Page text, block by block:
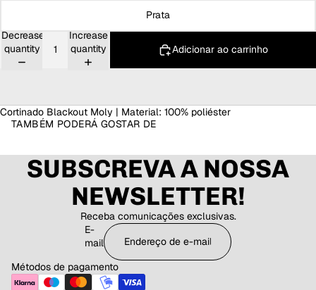
Prata
Decrease
quantity
Increase
quantity
Adicionar ao carrinho
Cortinado Blackout Moly | Material: 100% poliéster
TAMBÉM PODERÁ GOSTAR DE
SUBSCREVA A NOSSA
NEWSLETTER!
Receba comunicações exclusivas.
E-
mail
Métodos de pagamento